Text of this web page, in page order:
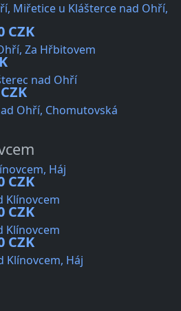
Miřetice u Klášterce nad Ohří,
CZK
Za Hřbitovem
nad Ohří
Ohří, Chomutovská
Háj
CZK
Klínovcem
CZK
Klínovcem
CZK
Klínovcem, Háj